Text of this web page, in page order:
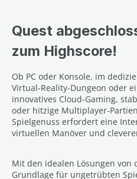
Quest
zum Highscore!
Ob PC oder Konsole, im
Virtual-Reality-Dungeon oder
innovatives Cloud-Gaming,
oder hitzige Multiplayer-
Spielgenuss erfordert eine
virtuellen Manöver und
Mit den idealen Lösungen von
Grundlage für ungetrübten